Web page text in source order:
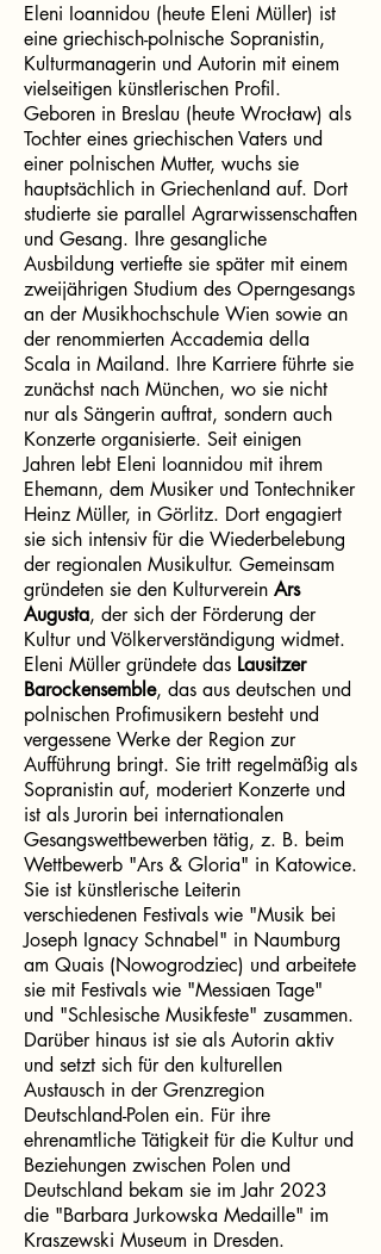
Eleni Ioannidou (heute Eleni Müller) ist
eine griechisch-polnische Sopranistin,
Kulturmanagerin und Autorin mit einem
vielseitigen künstlerischen Profil.
Geboren in Breslau (heute Wrocław) als
Tochter eines griechischen Vaters und
einer polnischen Mutter, wuchs sie
hauptsächlich in Griechenland auf. Dort
studierte sie parallel Agrarwissenschaften
und Gesang. Ihre gesangliche
Ausbildung vertiefte sie später mit einem
zweijährigen Studium des Operngesangs
an der Musikhochschule Wien sowie an
der renommierten Accademia della
Scala in Mailand. Ihre Karriere führte sie
zunächst nach München, wo sie nicht
nur als Sängerin auftrat, sondern auch
Konzerte organisierte. Seit einigen
Jahren lebt Eleni Ioannidou mit ihrem
Ehemann, dem Musiker und Tontechniker
Heinz Müller, in Görlitz. Dort engagiert
sie sich intensiv für die Wiederbelebung
der regionalen Musikultur. Gemeinsam
gründeten sie den Kulturverein Ars
Augusta, der sich der Förderung der
Kultur und Völkerverständigung widmet.
Eleni Müller gründete das Lausitzer
Barockensemble, das aus deutschen und
polnischen Profimusikern besteht und
vergessene Werke der Region zur
Aufführung bringt. Sie tritt regelmäßig als
Sopranistin auf, moderiert Konzerte und
ist als Jurorin bei internationalen
Gesangswettbewerben tätig, z. B. beim
Wettbewerb "Ars & Gloria" in Katowice.
Sie ist künstlerische Leiterin
verschiedenen Festivals wie "Musik bei
Joseph Ignacy Schnabel" in Naumburg
am Quais (Nowogrodziec) und arbeitete
sie mit Festivals wie "Messiaen Tage"
und "Schlesische Musikfeste" zusammen.
Darüber hinaus ist sie als Autorin aktiv
und setzt sich für den kulturellen
Austausch in der Grenzregion
Deutschland-Polen ein. Für ihre
ehrenamtliche Tätigkeit für die Kultur und
Beziehungen zwischen Polen und
Deutschland bekam sie im Jahr 2023
die "Barbara Jurkowska Medaille" im
Kraszewski Museum in Dresden.